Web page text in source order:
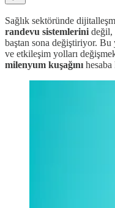
Sağlık sektöründe
randevu sistemlerinideğil,
baştan sona değiştiriyor.
ve etkileşim yolları
milenyum kuşağınıhesaba